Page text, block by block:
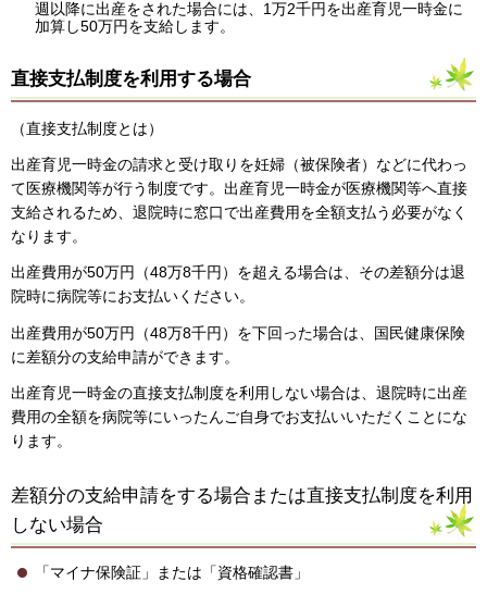
週以降に出産をされた場合には、1万2千円を出産育児一時金に
加算し50万円を支給します。
直接支払制度を利用する場合
（直接支払制度とは）
出産育児一時金の請求と受け取りを妊婦（被保険者）などに代わっ
て医療機関等が行う制度です。出産育児一時金が医療機関等へ直接
支給されるため、退院時に窓口で出産費用を全額支払う必要がなく
なります。
出産費用が50万円（48万8千円）を超える場合は、その差額分は退
院時に病院等にお支払いください。
出産費用が50万円（48万8千円）を下回った場合は、国民健康保険
に差額分の支給申請ができます。
出産育児一時金の直接支払制度を利用しない場合は、退院時に出産
費用の全額を病院等にいったんご自身でお支払いいただくことにな
ります。
差額分の支給申請をする場合または直接支払制度を利用
しない場合
「マイナ保険証」または「資格確認書」